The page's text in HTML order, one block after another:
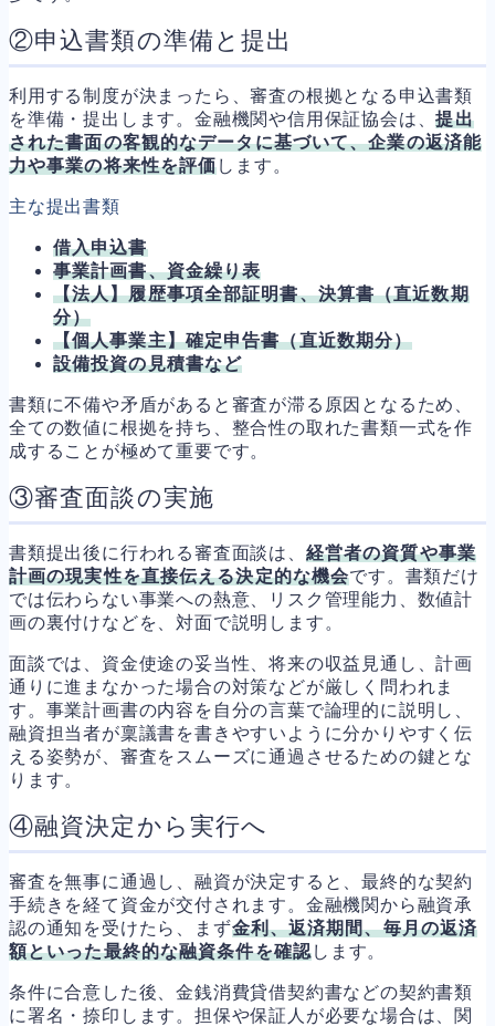
②申込書類の準備と提出
利用する制度が決まったら、審査の根拠となる申込書類
を準備・提出します。金融機関や信用保証協会は、提出
された書面の客観的なデータに基づいて、企業の返済能
力や事業の将来性を評価します。
主な提出書類
借入申込書
事業計画書、資金繰り表
【法人】履歴事項全部証明書、決算書（直近数期
分）
【個人事業主】確定申告書（直近数期分）
設備投資の見積書など
書類に不備や矛盾があると審査が滞る原因となるため、
全ての数値に根拠を持ち、整合性の取れた書類一式を作
成することが極めて重要です。
③審査面談の実施
書類提出後に行われる審査面談は、 経営者の資質や事業
計画の現実性を直接伝える決定的な機会です。書類だけ
では伝わらない事業への熱意、リスク管理能力、数値計
画の裏付けなどを、対面で説明します。
面談では、資金使途の妥当性、将来の収益見通し、計画
通りに進まなかった場合の対策などが厳しく問われま
す。事業計画書の内容を自分の言葉で論理的に説明し、
融資担当者が稟議書を書きやすいように分かりやすく伝
える姿勢が、審査をスムーズに通過させるための鍵とな
ります。
④融資決定から実行へ
審査を無事に通過し、融資が決定すると、最終的な契約
手続きを経て資金が交付されます。金融機関から融資承
認の通知を受けたら、まず金利、返済期間、毎月の返済
額といった最終的な融資条件を確認します。
条件に合意した後、金銭消費貸借契約書などの契約書類
に署名・捺印します。担保や保証人が必要な場合は、関